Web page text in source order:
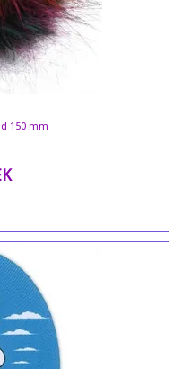
150 mm